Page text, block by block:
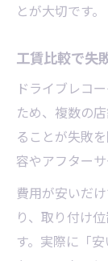
とが大切です。
工賃比較で失
ドライブレコ
ため、複数の
ることが失敗
容やアフター
費用が安いだ
り、取り付け
す。実際に「